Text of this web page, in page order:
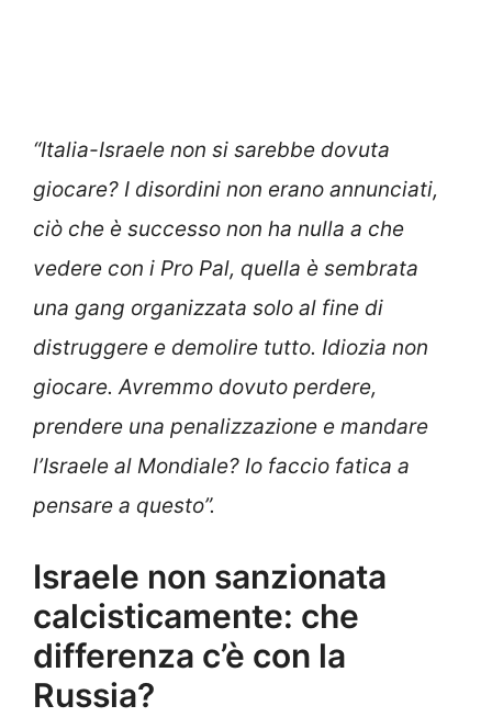
“Italia-Israele non si sarebbe dovuta
giocare? I disordini non erano annunciati,
ciò che è successo non ha nulla a che
vedere con i Pro Pal, quella è sembrata
una gang organizzata solo al fine di
distruggere e demolire tutto. Idiozia non
giocare. Avremmo dovuto perdere,
prendere una penalizzazione e mandare
l’Israele al Mondiale? Io faccio fatica a
pensare a questo”.
Israele non sanzionata
calcisticamente: che
differenza c’è con la
Russia?